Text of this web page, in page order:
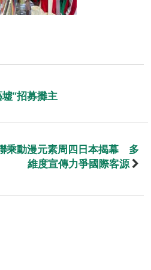
墟”招募攤主
乘動漫元素周四日本揭幕 多
維度宣傳力爭國際客源